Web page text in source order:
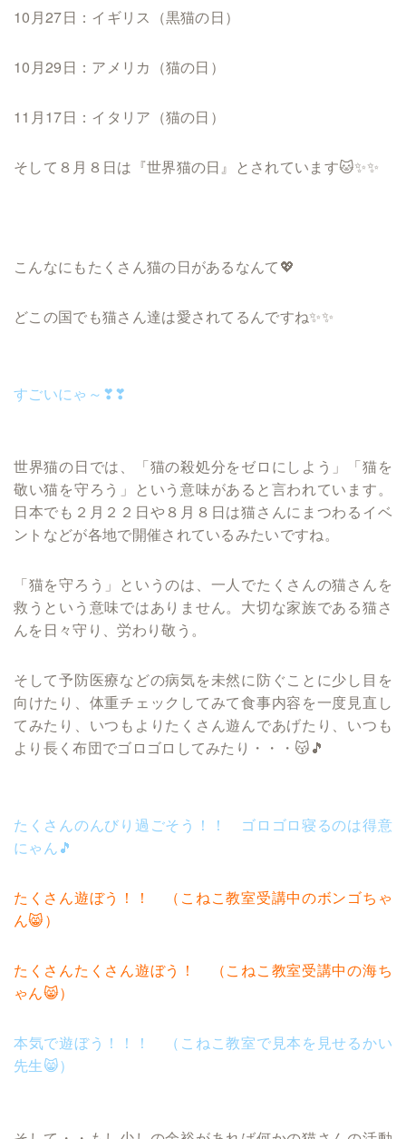
10月27日：イギリス（黒猫の日）
10月29日：アメリカ（猫の日）
11月17日：イタリア（猫の日）
そして８月８日は『世界猫の日』とされています🐱✨✨
こんなにもたくさん猫の日があるなんて💖
どこの国でも猫さん達は愛されてるんですね✨✨
すごいにゃ～❣❣
世界猫の日では、「猫の殺処分をゼロにしよう」「猫を
敬い猫を守ろう」という意味があると言われています。
日本でも２月２２日や８月８日は猫さんにまつわるイベ
ントなどが各地で開催されているみたいですね。
「猫を守ろう」というのは、一人でたくさんの猫さんを
救うという意味ではありません。大切な家族である猫さ
んを日々守り、労わり敬う。
そして予防医療などの病気を未然に防ぐことに少し目を
向けたり、体重チェックしてみて食事内容を一度見直し
てみたり、いつもよりたくさん遊んであげたり、いつも
より長く布団でゴロゴロしてみたり・・・😽🎵
たくさんのんびり過ごそう！！
ゴロゴロ寝るのは得意
にゃん🎵
たくさん遊ぼう！！ （こねこ教室受講中のボンゴちゃ
ん😸）
たくさんたくさん遊ぼう！ （こねこ教室受講中の海ち
ゃん😸）
本気で遊ぼう！！！
（こねこ教室で見本を見せるかい
先生😸）